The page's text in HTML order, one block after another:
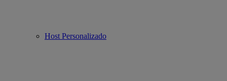
Host Personalizado